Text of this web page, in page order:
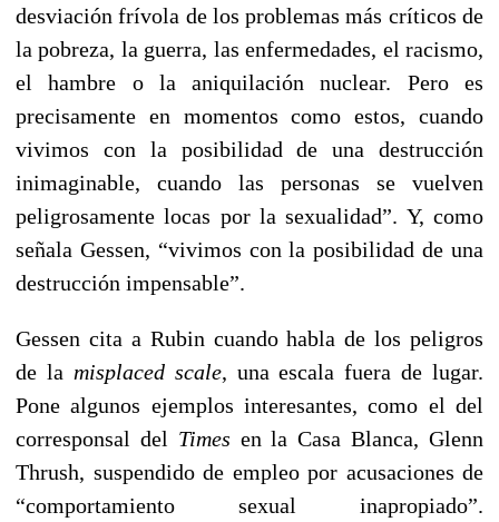
desviación frívola de los problemas más críticos de
la pobreza, la guerra, las enfermedades, el racismo,
el hambre o la aniquilación nuclear. Pero es
precisamente en momentos como estos, cuando
vivimos con la posibilidad de una destrucción
inimaginable, cuando las personas se vuelven
peligrosamente locas por la sexualidad”. Y, como
señala Gessen, “vivimos con la posibilidad de una
destrucción impensable”.
Gessen cita a Rubin cuando habla de los peligros
de la misplaced scale, una escala fuera de lugar.
Pone algunos ejemplos interesantes, como el del
corresponsal del Times en la Casa Blanca, Glenn
Thrush, suspendido de empleo por acusaciones de
“comportamiento sexual inapropiado”.